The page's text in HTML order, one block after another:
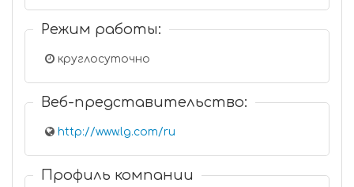
Режим работы:
круглосуточно
Веб-представительство:
http://www.lg.com/ru
Профиль компании